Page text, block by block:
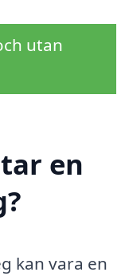
utan
en
kan vara en